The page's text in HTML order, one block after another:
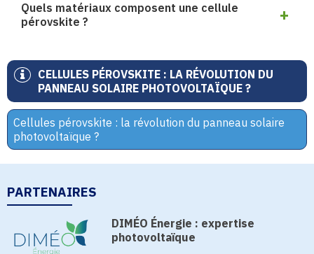
CELLULES PÉROVSKITE : LA RÉVOLUTION DU
PANNEAU SOLAIRE PHOTOVOLTAÏQUE ?
Cellules pérovskite : la révolution du panneau solaire
photovoltaïque ?
Quels matériaux composent une cellule
pérovskite ?
PARTENAIRES
DIMÉO Énergie : expertise
photovoltaïque